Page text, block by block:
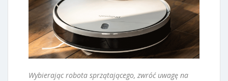
Wybierając robota sprzątającego, zwróć uwagę na